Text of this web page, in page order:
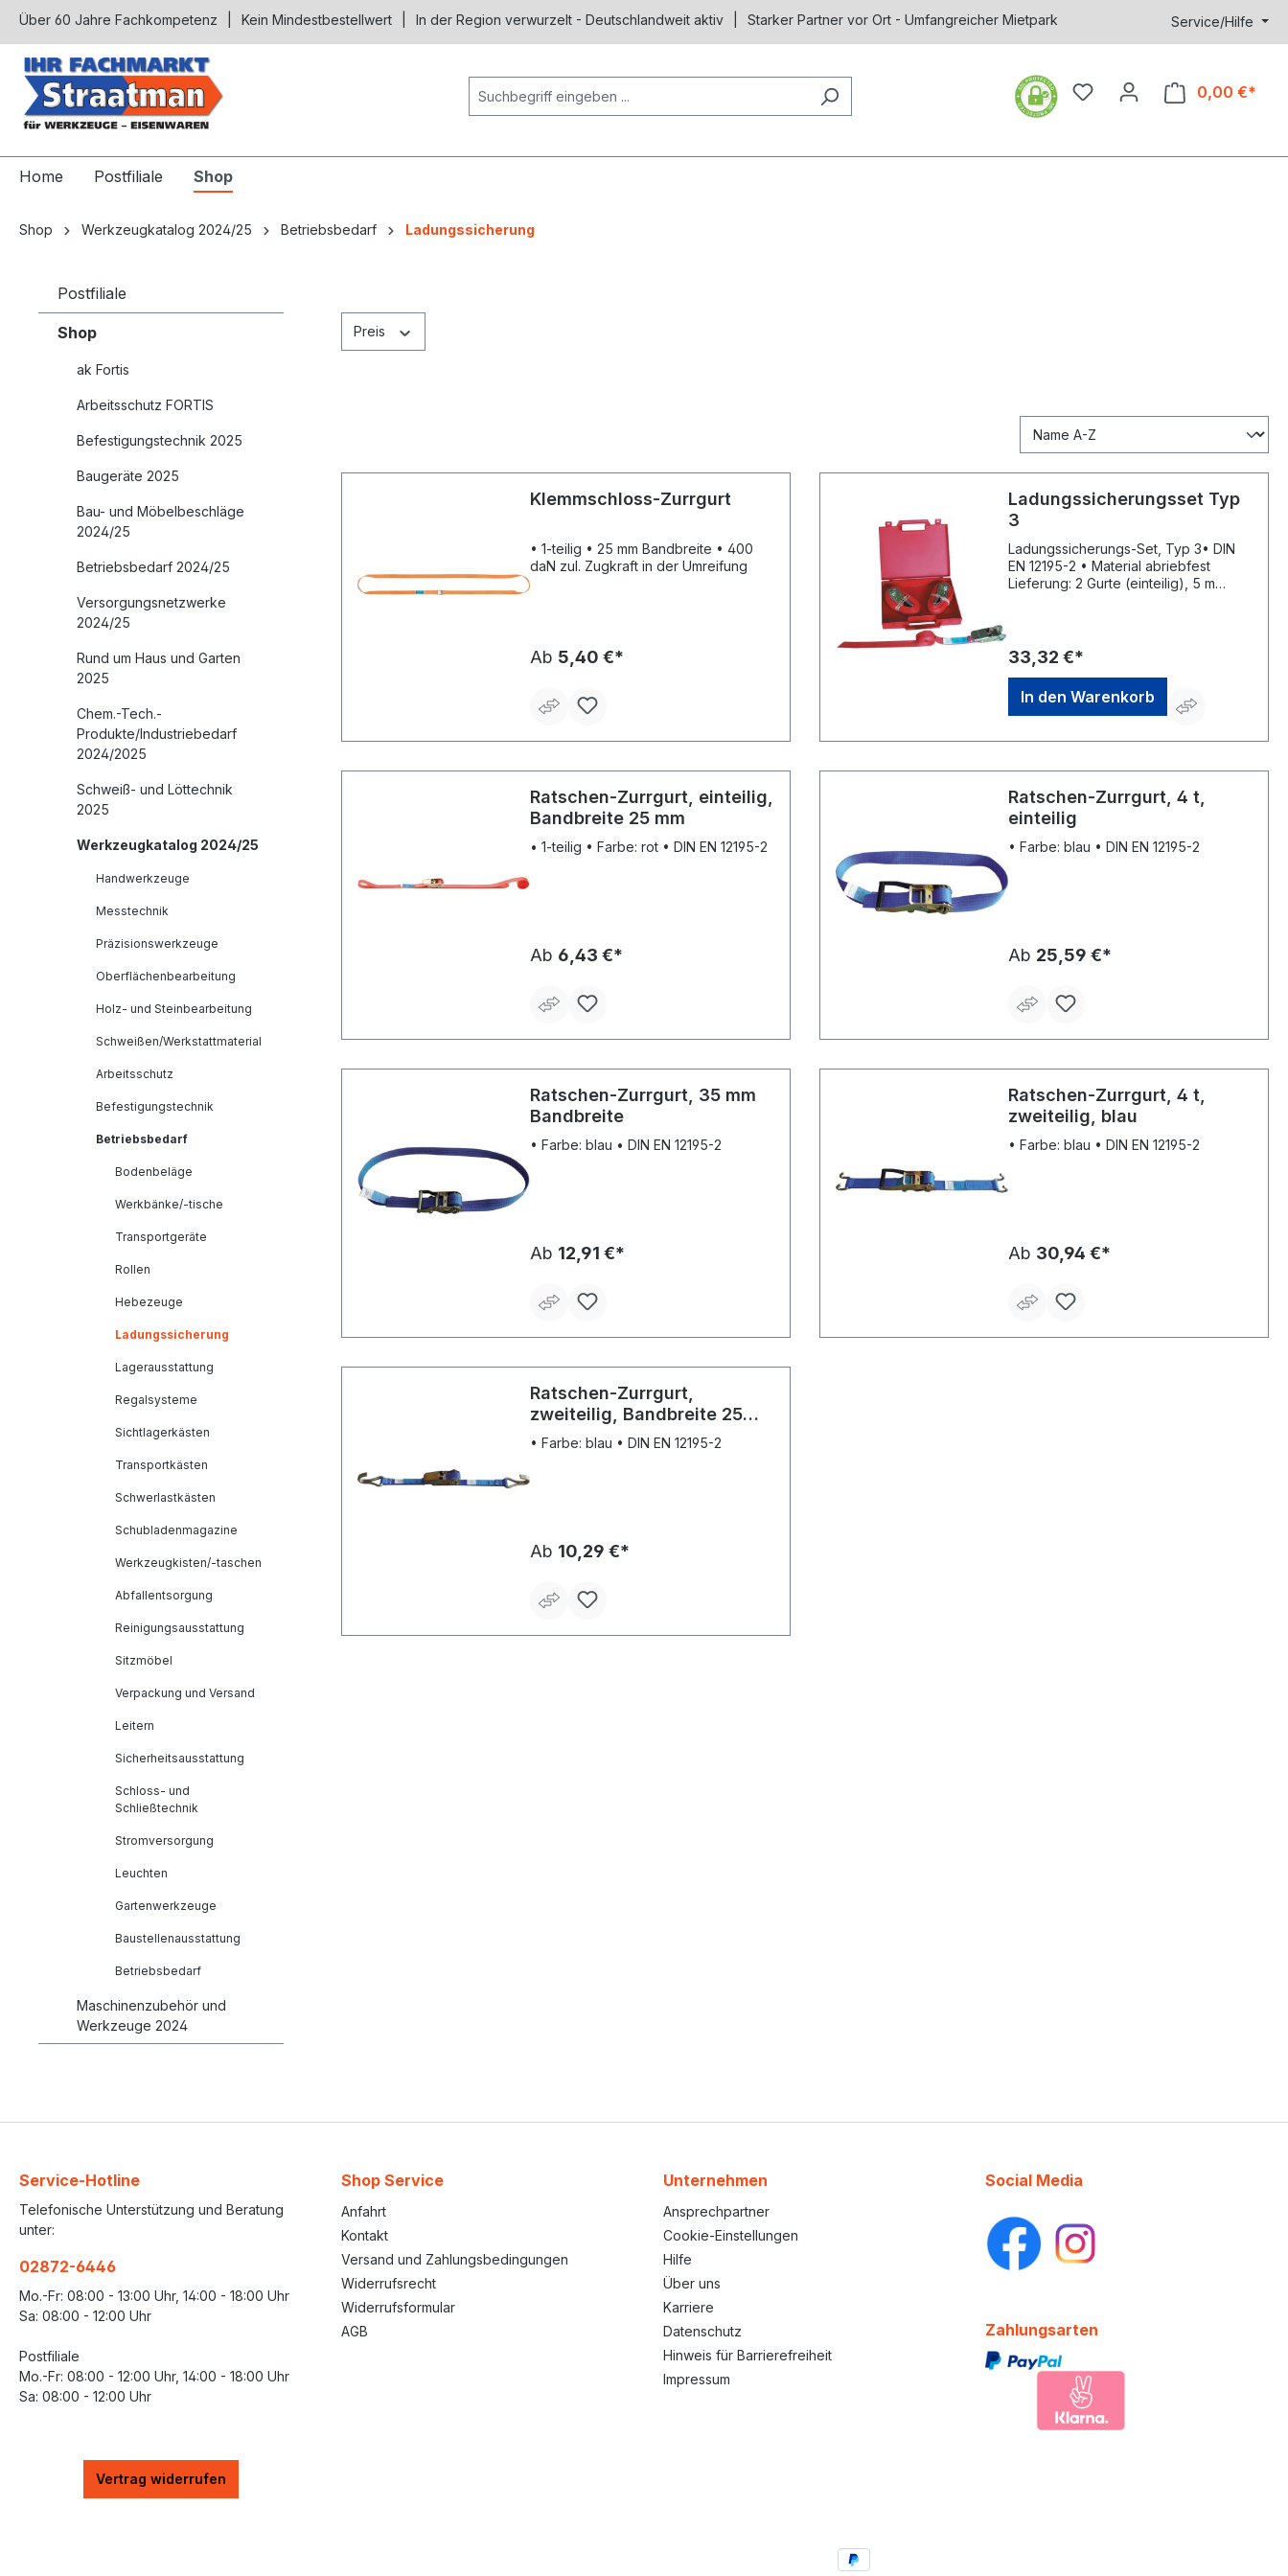
Zur Hauptnavigation springen
Über 60 Jahre Fachkompetenz Kein Mindestbestellwert In der Region verwurzelt - Deutschlandweit aktiv Starker Partner vor Ort - Umfangreicher Mietpark Service/Hilfe
0,00 €*
Home Postfiliale Shop
Shop Werkzeugkatalog 2024/25 Betriebsbedarf Ladungssicherung
Postfiliale
Shop
ak Fortis
Arbeitsschutz FORTIS
Befestigungstechnik 2025
Baugeräte 2025
Bau- und Möbelbeschläge
2024/25
Betriebsbedarf 2024/25
Versorgungsnetzwerke
2024/25
Rund um Haus und Garten
2025
Chem.-Tech.-
Produkte/Industriebedarf
2024/2025
Schweiß- und Löttechnik
2025
Werkzeugkatalog 2024/25
Handwerkzeuge
Messtechnik
Präzisionswerkzeuge
Oberflächenbearbeitung
Holz- und Steinbearbeitung
Schweißen/Werkstattmaterial
Arbeitsschutz
Befestigungstechnik
Betriebsbedarf
Bodenbeläge
Werkbänke/-tische
Transportgeräte
Rollen
Hebezeuge
Ladungssicherung
Lagerausstattung
Regalsysteme
Sichtlagerkästen
Transportkästen
Schwerlastkästen
Schubladenmagazine
Werkzeugkisten/-taschen
Abfallentsorgung
Reinigungsausstattung
Sitzmöbel
Verpackung und Versand
Leitern
Sicherheitsausstattung
Schloss- und
Schließtechnik
Stromversorgung
Leuchten
Gartenwerkzeuge
Baustellenausstattung
Betriebsbedarf
Maschinenzubehör und
Werkzeuge 2024
Preis
Klemmschloss-Zurrgurt
• 1-teilig • 25 mm Bandbreite • 400
daN zul. Zugkraft in der Umreifung
Ab 5,40 €*
Ladungssicherungsset Typ
3
Ladungssicherungs-Set, Typ 3• DIN
EN 12195-2 • Material abriebfest
Lieferung: 2 Gurte (einteilig), 5 m
+4923182850,
dolezych@dolezych.de
33,32 €*
In den Warenkorb
Ratschen-Zurrgurt, einteilig,
Bandbreite 25 mm
• 1-teilig • Farbe: rot • DIN EN 12195-2
Ab 6,43 €*
Ratschen-Zurrgurt, 4 t,
einteilig
• Farbe: blau • DIN EN 12195-2
Ab 25,59 €*
Ratschen-Zurrgurt, 35 mm
Bandbreite
• Farbe: blau • DIN EN 12195-2
Ab 12,91 €*
Ratschen-Zurrgurt, 4 t,
zweiteilig, blau
• Farbe: blau • DIN EN 12195-2
Ab 30,94 €*
Ratschen-Zurrgurt,
zweiteilig, Bandbreite 25
mm
• Farbe: blau • DIN EN 12195-2
Ab 10,29 €*
Service-Hotline
Telefonische Unterstützung und Beratung
unter:
02872-6446
Mo.-Fr: 08:00 - 13:00 Uhr, 14:00 - 18:00 Uhr
Sa: 08:00 - 12:00 Uhr
Postfiliale
Mo.-Fr: 08:00 - 12:00 Uhr, 14:00 - 18:00 Uhr
Sa: 08:00 - 12:00 Uhr
Vertrag widerrufen
Shop Service
Anfahrt
Kontakt
Versand und Zahlungsbedingungen
Widerrufsrecht
Widerrufsformular
AGB
Unternehmen
Ansprechpartner
Cookie-Einstellungen
Hilfe
Über uns
Karriere
Datenschutz
Hinweis für Barrierefreiheit
Impressum
Social Media
Zahlungsarten